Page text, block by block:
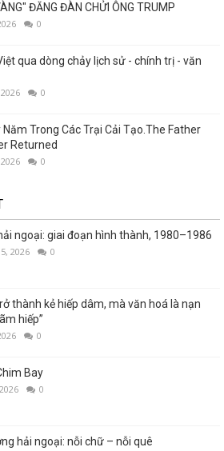
ĐĂNG ĐÀN CHỬI ÔNG TRUMP
0
qua dòng chảy lịch sử - chính trị - văn
0
Năm Trong Các Trại Cải Tạo.The Father
Returned
0
ngoại: giai đoạn hình thành, 1980–1986
2026 0
thành kẻ hiếp dâm, mà văn hoá là nạn
hiếp”
0
Bay
0
hải ngoại: nỗi chữ – nỗi quê